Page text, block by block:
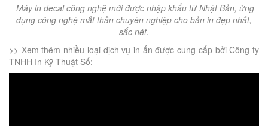
Máy in decal công nghệ mới được nhập khẩu từ Nhật Bản, ửng
dụng công nghệ mắt thần chuyên nghiệp cho bản in đẹp nhất,
sắc nét.
>> Xem thêm nhiều loại dịch vụ in ấn được cung cấp bởi Công ty
TNHH In Kỹ Thuật Số: